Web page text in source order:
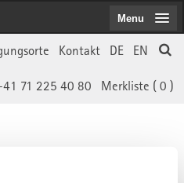
EN
DE
Kontakt
Merkliste ( 0 )
71 225 40 80
Menu